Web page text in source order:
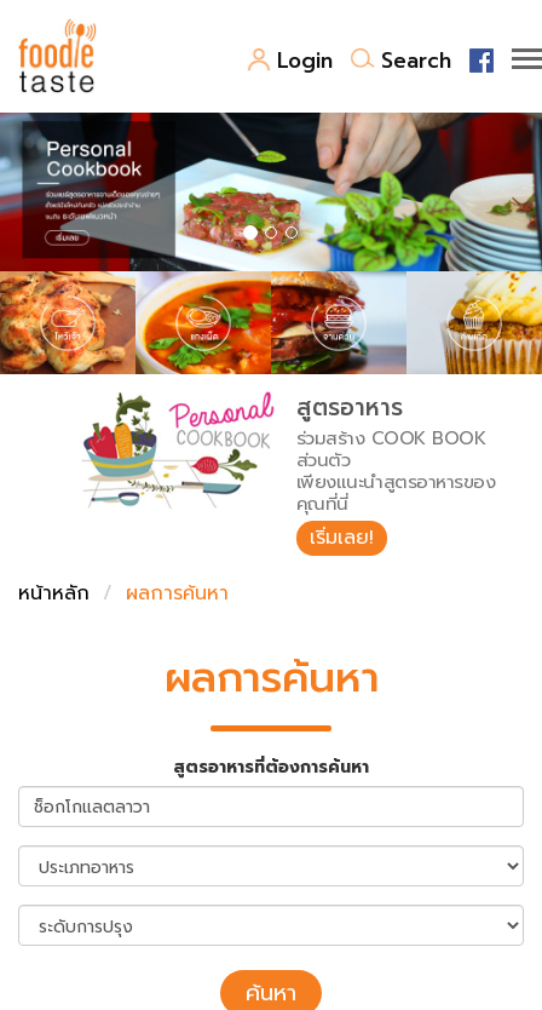
Login Search
สูตรอาหาร
สูตรอาหารล่าสุด
Top Foodie
พาไปชิม
สารพันก้นครัว
เคล็ดลับน่ารู้
เปรียบเทียบหน่วยการตวง
เปรียบเทียบอุณหภูมิ
เปรียบเทียบน้ำหนักวัตถุดิบ
FoodPedia
สร้าง Cookbook
สูตรอาหาร
ร่วมสร้าง COOK BOOK
ส่วนตัว
เพียงแนะนำสูตรอาหารของ
คุณที่นี่
เริ่มเลย!
หน้าหลัก
ผลการค้นหา
ผลการค้นหา
สูตรอาหารที่ต้องการค้นหา
ค้นหา